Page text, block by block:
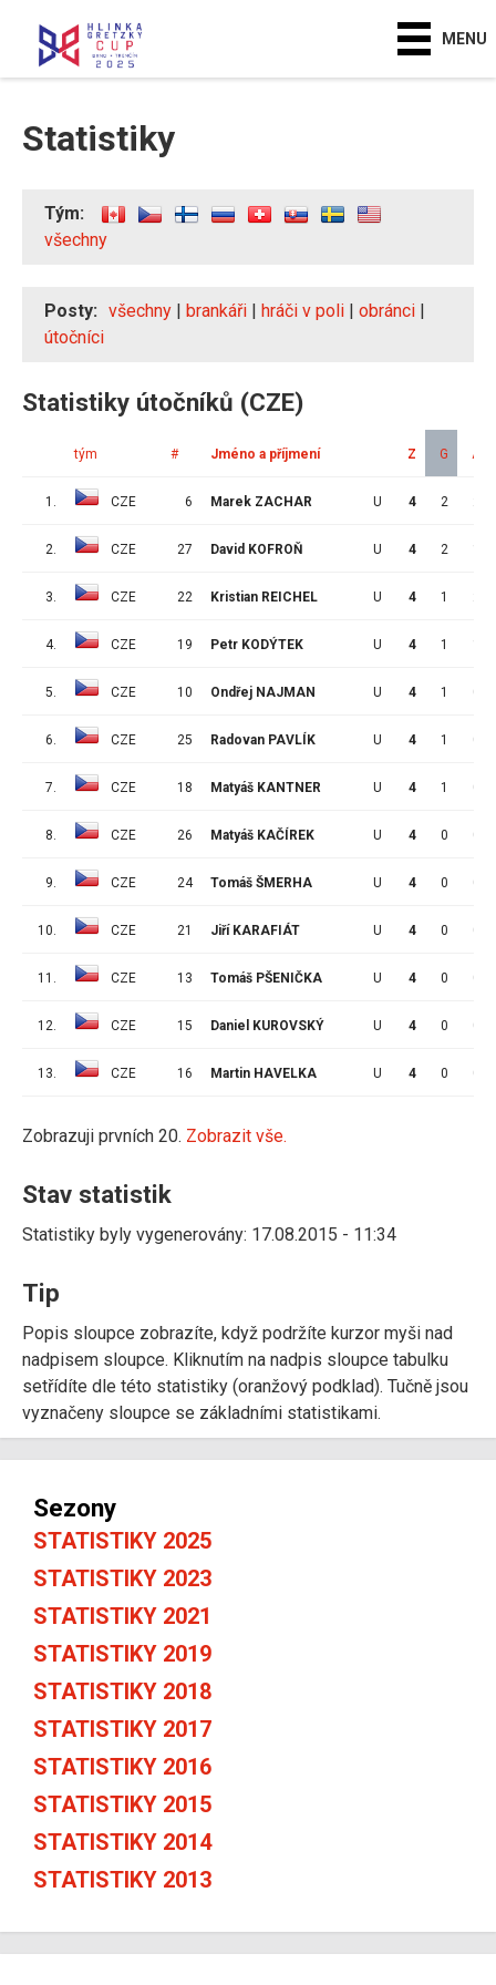
MENU
Statistiky
Tým:
všechny
Posty: všechny | brankáři | hráči v poli | obránci |
útočníci
Statistiky útočníků (CZE)
tým # Jméno a příjmení Z G A
1. CZE 6 Marek ZACHAR U 4 2 2
2. CZE 27 David KOFROŇ U 4 2
3. CZE 22 Kristian REICHEL U 4 1 2
4. CZE 19 Petr KODÝTEK U 4 1
5. CZE 10 Ondřej NAJMAN U 4 1 0
6. CZE 25 Radovan PAVLÍK U 4 1 0
7. CZE 18 Matyáš KANTNER U 4 1 0
8. CZE 26 Matyáš KAČÍREK U 4 0 0
9. CZE 24 Tomáš ŠMERHA U 4 0 0
10. CZE 21 Jiří KARAFIÁT U 4 0 0
11. CZE 13 Tomáš PŠENIČKA U 4 0 0
12. CZE 15 Daniel KUROVSKÝ U 4 0 0
13. CZE 16 Martin HAVELKA U 4 0 0
Zobrazuji prvních 20. Zobrazit vše.
Stav statistik
Statistiky byly vygenerovány: 17.08.2015 - 11:34
Tip
Popis sloupce zobrazíte, když podržíte kurzor myši nad
nadpisem sloupce. Kliknutím na nadpis sloupce tabulku
setřídíte dle této statistiky (oranžový podklad). Tučně jsou
vyznačeny sloupce se základními statistikami.
Sezony
STATISTIKY 2025
STATISTIKY 2023
STATISTIKY 2021
STATISTIKY 2019
STATISTIKY 2018
STATISTIKY 2017
STATISTIKY 2016
STATISTIKY 2015
STATISTIKY 2014
STATISTIKY 2013